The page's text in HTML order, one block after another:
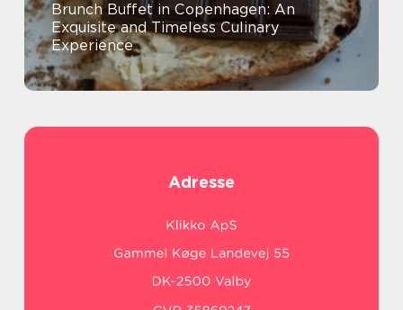
Brunch Buffet in Copenhagen: An
Exquisite and Timeless Culinary
Experience
Adresse